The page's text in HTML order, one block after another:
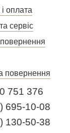
оплата
сервіс
повернення
751 376
695-10-08
130-50-38